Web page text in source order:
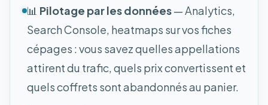
📊 Pilotage par les données— Analytics,
Search Console, heatmaps sur vos fiches
cépages : vous savez quelles appellations
attirent du trafic, quels prix convertissent et
quels coffrets sont abandonnés au panier.